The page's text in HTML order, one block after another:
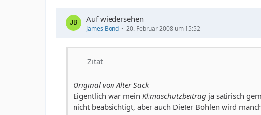
Auf wiedersehen
James Bond 20. Februar 2008 um 15:52
Zitat
Original von Alter Sack
Eigentlich war mein Klimaschutzbeitrag ja satirisch
nicht beabsichtigt, aber auch Dieter Bohlen wird